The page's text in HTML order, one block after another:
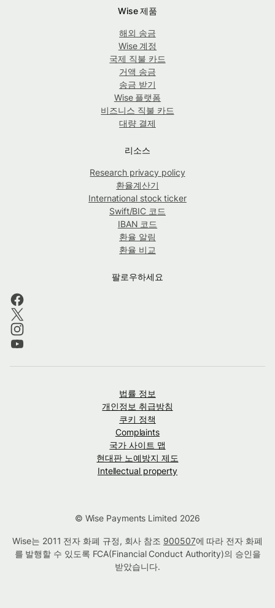
Wise 제품
해외 송금
Wise 계정
국제 직불 카드
거액 송금
송금 받기
Wise 플랫폼
비즈니스 직불 카드
대량 결제
리소스
Research privacy policy
환율계산기
International stock ticker
Swift/BIC 코드
IBAN 코드
환율 알림
환율 비교
팔로우하세요
법률 정보
개인정보 취급방침
쿠키 정책
Complaints
국가 사이트 맵
현대판 노예방지 제도
Intellectual property
© Wise Payments Limited 2026
Wise는 2011 전자 화폐 규정, 회사 참조 900507에 따라 전자 화폐
를 발행할 수 있도록 FCA(Financial Conduct Authority)의 승인을
받았습니다.